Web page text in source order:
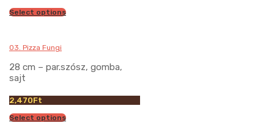
Select options
03. Pizza Fungi
28 cm – par.szósz, gomba,
sajt
2,470Ft
Select options